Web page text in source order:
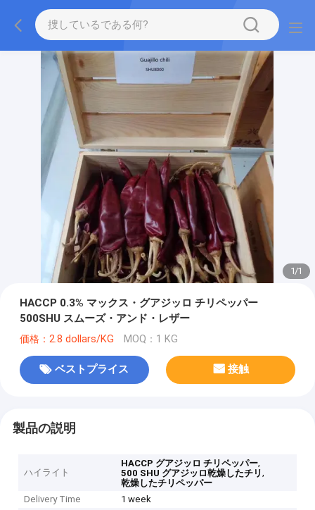
1/1
HACCP 0.3% マックス・グアジッロ チリペッパー
500SHU スムーズ・アンド・レザー
価格：2.8 dollars/KG MOQ：1 KG
ベストプライス 接触
製品の説明
ハイライト
HACCP グアジッロ チリペッパー,
500 SHU グアジッロ乾燥したチリ,
乾燥したチリペッパー
Delivery Time
1 week